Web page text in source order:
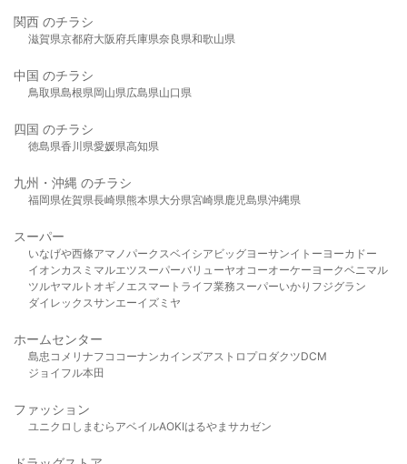
関西 のチラシ
滋賀県京都府大阪府兵庫県奈良県和歌山県
中国 のチラシ
鳥取県島根県岡山県広島県山口県
四国 のチラシ
徳島県香川県愛媛県高知県
九州・沖縄 のチラシ
福岡県佐賀県長崎県熊本県大分県宮崎県鹿児島県沖縄県
スーパー
いなげや西條アマノパークスベイシア ビッグヨーサンイトーヨーカドー
イオンカスミ マルエツスーパーバリューヤオコーオーケー ヨークベニマル
ツルヤマルト オギノ エスマート ライフ業務スーパーいかり フジグラン
ダイレックスサンエーイズミヤ
ホームセンター
島忠 コメリ ナフコ コーナンカインズアストロプロダクツDCM
ジョイフル本田
ファッション
ユニクロ しまむら アベイルAOKIはるやま サカゼン